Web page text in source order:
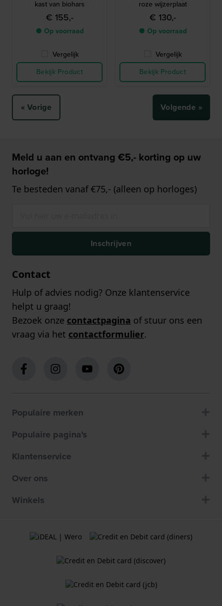
kast van biohars
€ 155,-
● Op voorraad
Vergelijk
Bekijk Product
roze wijzerplaat
€ 130,-
● Op voorraad
Vergelijk
Bekijk Product
« Vorige Volgende »
Meld u aan en ontvang €5,- korting op uw
horloge!
Te besteden vanaf €75,- (alleen op horloges)
Inschrijven
Contact
Hulp of advies nodig? Onze klantenservice
helpt u graag!
Bezoek onze contactpagina of stuur ons een
vraag via het contactformulier.
Populaire merken
Populaire pagina's
Klantenservice
Over ons
Winkels